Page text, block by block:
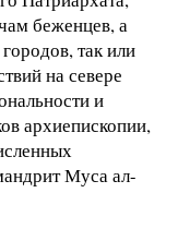
беженцев, а
так или
на севере
и
архиепископии,
Муса ал-